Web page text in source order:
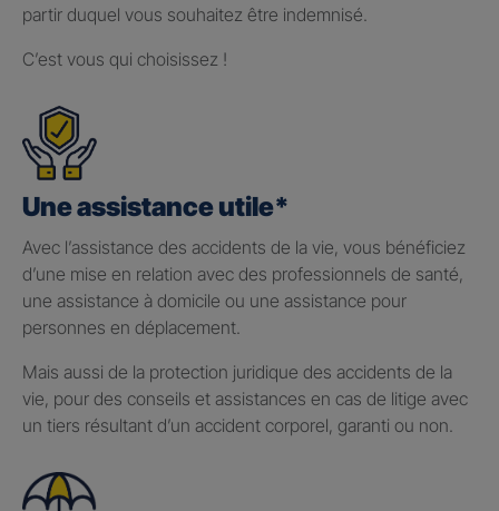
partir duquel vous souhaitez être indemnisé.
C’est vous qui choisissez !
Une assistance utile*
Avec l’assistance des accidents de la vie, vous bénéficiez
d’une mise en relation avec des professionnels de santé,
une assistance à domicile ou une assistance pour
personnes en déplacement.
Mais aussi de la protection juridique des accidents de la
vie, pour des conseils et assistances en cas de litige avec
un tiers résultant d’un accident corporel, garanti ou non.